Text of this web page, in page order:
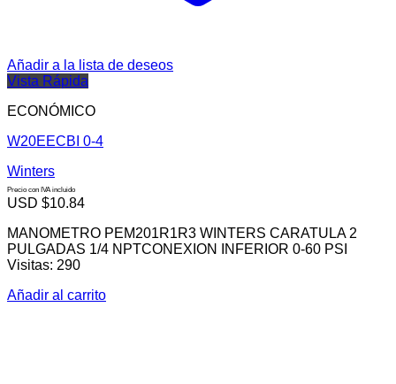
Añadir a la lista de deseos
Vista Rápida
ECONÓMICO
W20EECBI 0-4
Winters
Precio con IVA incluido
USD $10.84
MANOMETRO PEM201R1R3 WINTERS CARATULA 2
PULGADAS 1/4 NPTCONEXION INFERIOR 0-60 PSI
Visitas: 290
Añadir al carrito